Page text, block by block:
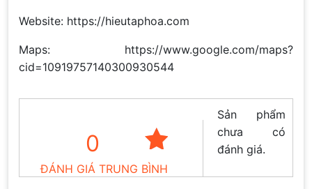
Website: https://hieutaphoa.com
Maps: https://www.google.com/maps?
cid=10919757140300930544
0
ĐÁNH GIÁ TRUNG BÌNH
Sản phẩm
chưa có
đánh giá.